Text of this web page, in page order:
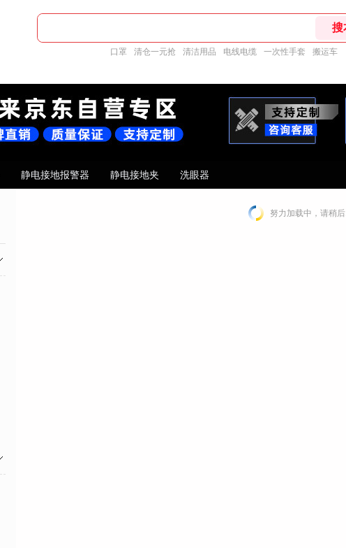
口罩 清仓一元抢 清洁用品 电线电缆 一次性手套 搬运车
静电接地报警器 静电接地夹 洗眼器
努力加载中，请稍